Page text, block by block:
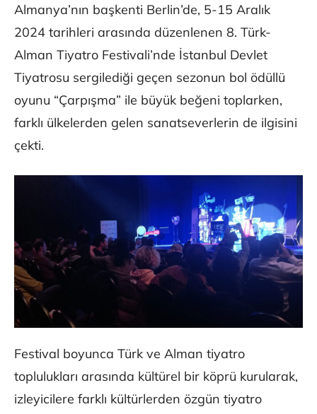
Almanya’nın başkenti Berlin’de, 5-15 Aralık
2024 tarihleri arasında düzenlenen 8. Türk-
Alman Tiyatro Festivali’nde İstanbul Devlet
Tiyatrosu sergilediği geçen sezonun bol ödüllü
oyunu “Çarpışma” ile büyük beğeni toplarken,
farklı ülkelerden gelen sanatseverlerin de ilgisini
çekti.
Festival boyunca Türk ve Alman tiyatro
toplulukları arasında kültürel bir köprü kurularak,
izleyicilere farklı kültürlerden özgün tiyatro